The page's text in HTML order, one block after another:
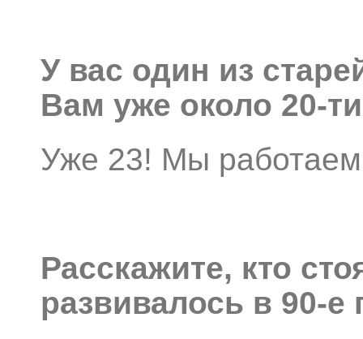
У вас один из
Вам уже около 20-
Уже 23! Мы работаем
Расскажите, кто
развивалось в 90-е